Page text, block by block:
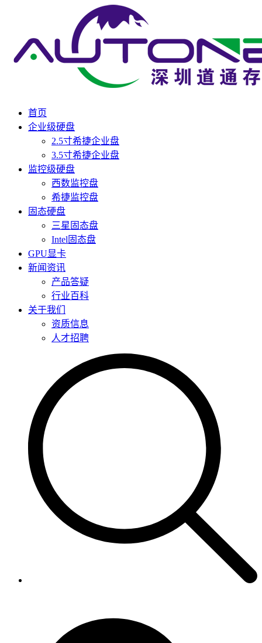
首页
企业级硬盘
2.5寸希捷企业盘
3.5寸希捷企业盘
监控级硬盘
西数监控盘
希捷监控盘
固态硬盘
三星固态盘
Intel固态盘
GPU显卡
新闻资讯
产品答疑
行业百科
关于我们
资质信息
人才招聘